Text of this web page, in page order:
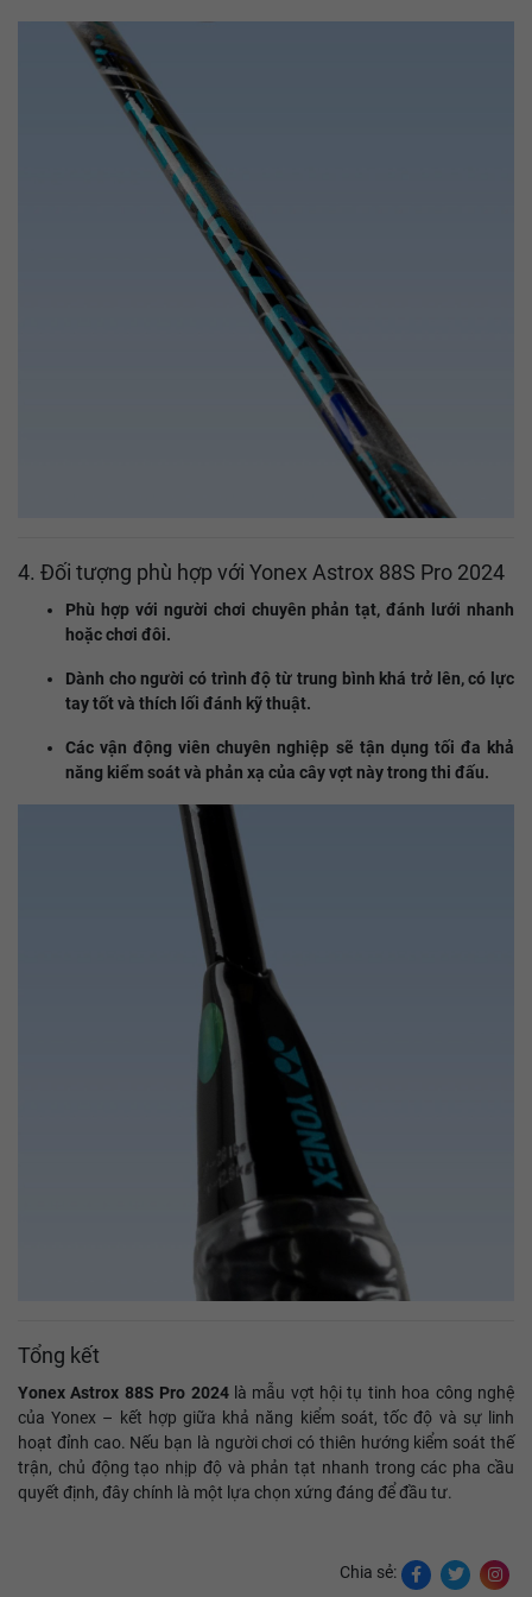
4. Đối tượng phù hợp với Yonex Astrox 88S Pro 2024
Phù hợp với người chơi chuyên phản tạt, đánh lưới nhanh
hoặc chơi đôi.
Dành cho người có trình độ từ trung bình khá trở lên, có lực
tay tốt và thích lối đánh kỹ thuật.
Các vận động viên chuyên nghiệp sẽ tận dụng tối đa khả
năng kiểm soát và phản xạ của cây vợt này trong thi đấu.
Tổng kết
Yonex Astrox 88S Pro 2024là mẫu vợt hội tụ tinh hoa công nghệ
của Yonex – kết hợp giữa khả năng kiểm soát, tốc độ và sự linh
hoạt đỉnh cao. Nếu bạn là người chơi có thiên hướng kiểm soát thế
trận, chủ động tạo nhịp độ và phản tạt nhanh trong các pha cầu
quyết định, đây chính là một lựa chọn xứng đáng để đầu tư.
Chia sẻ: